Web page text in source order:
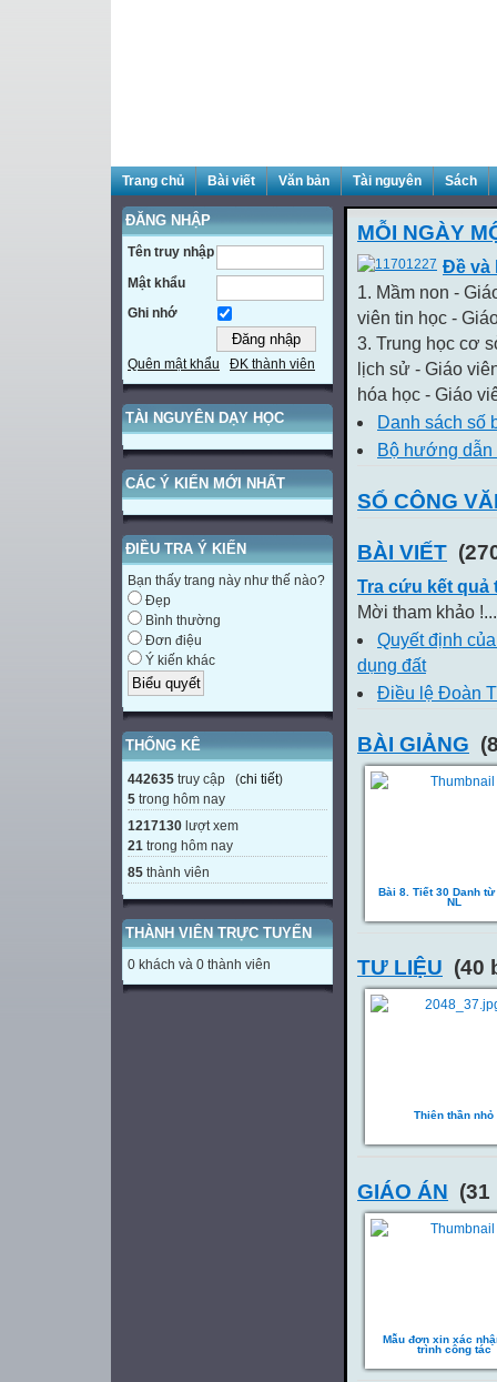
Trang chủ Bài viết Văn bản Tài nguyên Sách
ĐĂNG NHẬP
Tên truy nhập
Mật khẩu
Ghi nhớ
Quên mật khẩu ĐK thành viên
TÀI NGUYÊN DẠY HỌC
CÁC Ý KIẾN MỚI NHẤT
ĐIỀU TRA Ý KIẾN
Bạn thấy trang này như thế nào?
Đẹp
Bình thường
Đơn điệu
Ý kiến khác
THỐNG KÊ
442635 truy cập (chi tiết)
5 trong hôm nay
1217130 lượt xem
21 trong hôm nay
85 thành viên
THÀNH VIÊN TRỰC TUYẾN
0 khách và 0 thành viên
MỖI NGÀY
Đề và
1. Mầm non -
viên tin học -
3. Trung học cơ
lịch sử - Giáo
hóa học - Giáo
Danh sách số
Bộ hướng dẫn
SỔ CÔNG
BÀI VIẾT
Tra cứu kết quả
Mời tham khảo !...
Quyết định
dụng đất
Điều lệ Đoàn
BÀI GIẢNG
Bài 8. Tiết 30 Danh từ
NL
TƯ LIỆU (40
Thiên thần nhỏ
GIÁO ÁN (31
Mẫu đơn xin xác
trình công tác